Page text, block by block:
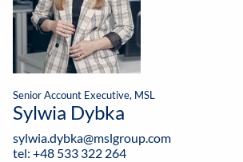
Senior Account Executive, MSL
Sylwia Dybka
sylwia.dybka@mslgroup.com
tel: +48 533 322 264